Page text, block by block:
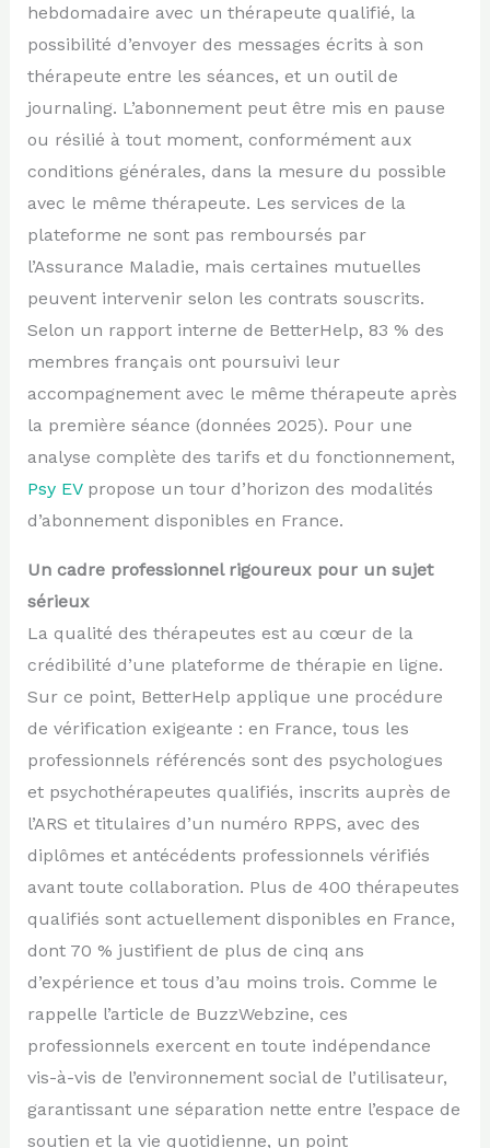
hebdomadaire avec un thérapeute qualifié, la
possibilité d’envoyer des messages écrits à son
thérapeute entre les séances, et un outil de
journaling. L’abonnement peut être mis en pause
ou résilié à tout moment, conformément aux
conditions générales, dans la mesure du possible
avec le même thérapeute. Les services de la
plateforme ne sont pas remboursés par
l’Assurance Maladie, mais certaines mutuelles
peuvent intervenir selon les contrats souscrits.
Selon un rapport interne de BetterHelp, 83 % des
membres français ont poursuivi leur
accompagnement avec le même thérapeute après
la première séance (données 2025). Pour une
analyse complète des tarifs et du fonctionnement,
Psy EVpropose un tour d’horizon des modalités
d’abonnement disponibles en France.
Un cadre professionnel rigoureux pour un sujet
sérieux
La qualité des thérapeutes est au cœur de la
crédibilité d’une plateforme de thérapie en ligne.
Sur ce point, BetterHelp applique une procédure
de vérification exigeante : en France, tous les
professionnels référencés sont des psychologues
et psychothérapeutes qualifiés, inscrits auprès de
l’ARS et titulaires d’un numéro RPPS, avec des
diplômes et antécédents professionnels vérifiés
avant toute collaboration. Plus de 400 thérapeutes
qualifiés sont actuellement disponibles en France,
dont 70 % justifient de plus de cinq ans
d’expérience et tous d’au moins trois. Comme le
rappelle l’article de BuzzWebzine, ces
professionnels exercent en toute indépendance
vis-à-vis de l’environnement social de l’utilisateur,
garantissant une séparation nette entre l’espace de
soutien et la vie quotidienne, un point